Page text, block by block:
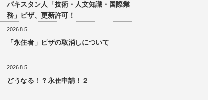
パキスタン人「技術・人文知識・国際業
務」ビザ、更新許可！
2026.8.5
「永住者」ビザの取消しについて
2026.8.5
どうなる！？永住申請！２